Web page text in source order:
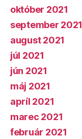
október 2021
september 2021
august 2021
júl 2021
jún 2021
máj 2021
apríl 2021
marec 2021
február 2021